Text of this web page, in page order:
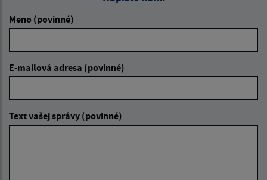
Meno (povinné)
E-mailová adresa (povinné)
Text vašej správy (povinné)